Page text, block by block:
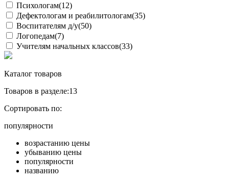
Психологам(12)
Дефектологам и реабилитологам(35)
Воспитателям д/у(50)
Логопедам(7)
Учителям начальных классов(33)
Каталог товаров
Товаров в разделе:13
Сортировать по:
популярности
возрастанию цены
убыванию цены
популярности
названию